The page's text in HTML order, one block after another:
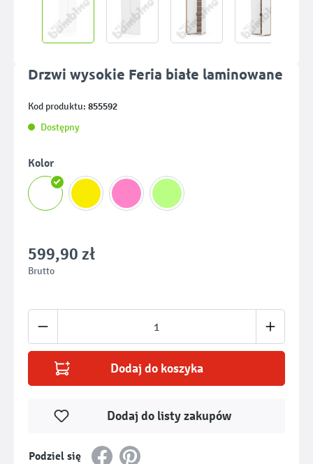
Drzwi wysokie Feria białe laminowane
Kod produktu: 855592
Dostępny
Wybierz
Kolor
599,90 zł
Brutto
Ilość produktu: Wprowadź żądaną ilość
Dodaj do koszyka
Podziel się
Dodaj do listy zakupów